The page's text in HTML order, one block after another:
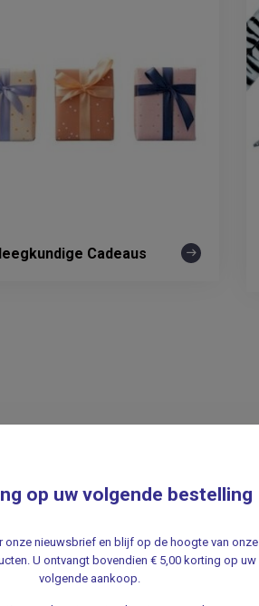
Cadeaus
op uw volgende bestelling
onze nieuwsbrief en blijf op de hoogte van onze
U ontvangt bovendien € 5,00 korting op uw
volgende aankoop.